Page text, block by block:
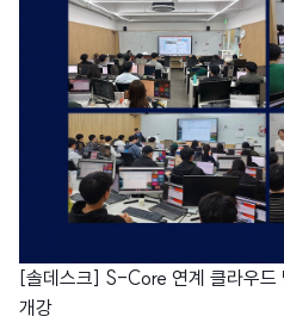
[솔데스크] S-Core 연계 클라우드
개강